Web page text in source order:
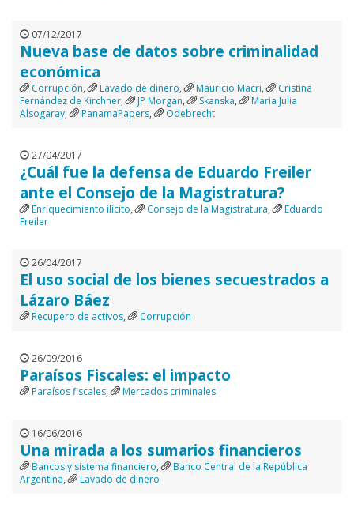
07/12/2017
Nueva base de datos sobre criminalidad
económica
Corrupción, Lavado de dinero, Mauricio Macri,
Cristina
Fernández de Kirchner, JP Morgan, Skanska,
Maria Julia
Alsogaray, PanamaPapers, Odebrecht
27/04/2017
¿Cuál fue la defensa de Eduardo Freiler
ante el Consejo de la Magistratura?
Enriquecimiento ilícito, Consejo de la Magistratura,
Eduardo
Freiler
26/04/2017
El uso social de los bienes secuestrados a
Lázaro Báez
Recupero de activos, Corrupción
26/09/2016
Paraísos Fiscales: el impacto
Paraísos fiscales, Mercados criminales
16/06/2016
Una mirada a los sumarios financieros
Bancos y sistema financiero,
Banco Central de la República
Argentina, Lavado de dinero